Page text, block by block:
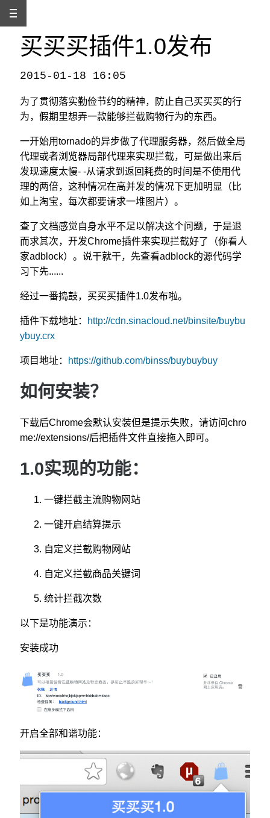
买买买插件1.0发布
2015-01-18 16:05
为了贯彻落实勤俭节约的精神，防止自己买买买的行
为，假期里想弄一款能够拦截购物行为的东西。
一开始用tornado的异步做了代理服务器，然后做全局
代理或者浏览器局部代理来实现拦截，可是做出来后
发现速度太慢- -从请求到返回耗费的时间是不使用代
理的两倍，这种情况在高并发的情况下更加明显（比
如上淘宝，每次都要请求一堆图片）。
查了文档感觉自身水平不足以解决这个问题，于是退
而求其次，开发Chrome插件来实现拦截好了（你看人
家adblock）。说干就干，先查看adblock的源代码学
习下先......
经过一番捣鼓，买买买插件1.0发布啦。
插件下载地址： http://cdn.sinacloud.net/binsite/buybu
ybuy.crx
项目地址： https://github.com/binss/buybuybuy
如何安装？
下载后Chrome会默认安装但是提示失败，请访问chro
me://extensions/后把插件文件直接拖入即可。
1.0实现的功能：
一键拦截主流购物网站
一键开启结算提示
自定义拦截购物网站
自定义拦截商品关键词
统计拦截次数
以下是功能演示：
安装成功
开启全部和谐功能：